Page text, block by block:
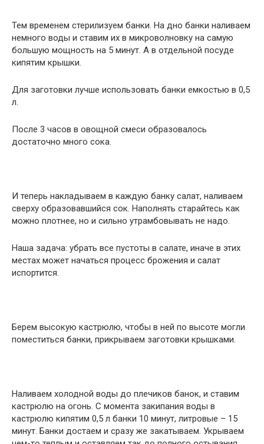
Тем временем стерилизуем банки. На дно банки наливаем
немного воды и ставим их в микроволновку на самую
большую мощность на 5 минут. А в отдельной посуде
кипятим крышки.
Для заготовки лучше использовать банки емкостью в 0,5
л.
После 3 часов в овощной смеси образовалось
достаточно много сока.
И теперь накладываем в каждую банку салат, наливаем
сверху образовавшийся сок. Наполнять старайтесь как
можно плотнее, но и сильно утрамбовывать не надо.
Наша задача: убрать все пустоты в салате, иначе в этих
местах может начаться процесс брожения и салат
испортится.
Берем высокую кастрюлю, чтобы в ней по высоте могли
поместиться банки, прикрываем заготовки крышками.
Наливаем холодной воды до плечиков банок, и ставим
кастрюлю на огонь. С момента закипания воды в
кастрюлю кипятим 0,5 л банки 10 минут, литровые – 15
минут. Банки достаем и сразу же закатываем. Укрываем